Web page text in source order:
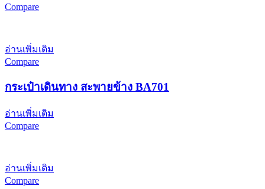
Compare
อ่านเพิ่มเติม
Compare
กระเป๋าเดินทาง สะพายข้าง BA701
อ่านเพิ่มเติม
Compare
อ่านเพิ่มเติม
Compare